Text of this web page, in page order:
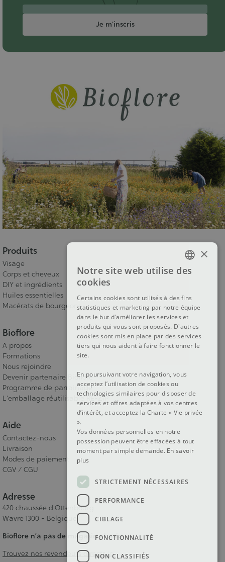
Produits
Visage
Corps et cheveux
DIY et ingrédients
Huiles essentielles
Macérats de bourgeons
Bioflore
A propos
Formations
Nous rejoindre
Devenir partenaire Bioflore
Programme de parrainage
L'emballage réutilisable RE-ZIP
Aide
Contactez-nous
Livraison
Modes de paiement
CGV / CGU
Adresse
420 chaussée d'Ottenbourg
Wavre 1300 - Belgique
Bioflore n’a pas de magasin physique.
Trouvez nos revendeurs directs ici
Je m'inscris
FRENCH
ENGLISH
×
Notre site web utilise des
cookies
Certains cookies sont utilisés à des fins
statistiques et marketing par notre équipe
dans le but d'améliorer les services et
produits qui vous sont proposés. D'autres
cookies sont mis en place par des services
tiers qui nous aident à faire fonctionner le
site.
En poursuivant votre navigation, vous
acceptez l’utilisation de cookies ou
technologies similaires pour disposer de
services et offres adaptées à vos centres
d’intérêt, et acceptez la Charte « Vie privée
».
Vos données personnelles en notre
possession peuvent être effacées à tout
moment par simple demande. En savoir
plus
STRICTEMENT NÉCESSAIRES
PERFORMANCE
CIBLAGE
FONCTIONNALITÉ
NON CLASSIFIÉS